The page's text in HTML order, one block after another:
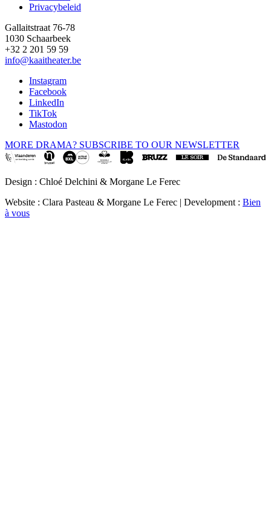
Privacybeleid
Gallaitstraat 76-78
1030 Schaarbeek
+32 2 201 59 59
info@kaaitheater.be
Instagram
Facebook
LinkedIn
TikTok
Mastodon
MORE DRAMA? SUBSCRIBE TO OUR NEWSLETTER
Design : Chloé Delchini & Morgane Le Ferec
Website : Clara Pasteau & Morgane Le Ferec | Development : Bien
à vous